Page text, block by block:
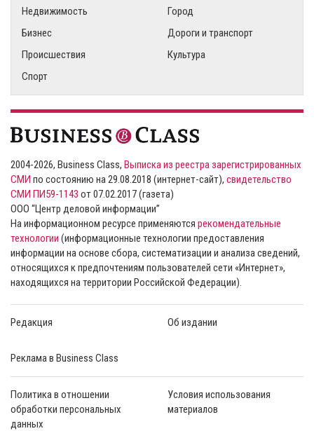
Недвижимость
Город
Бизнес
Дороги и транспорт
Происшествия
Культура
Спорт
2004-2026, Business Class, Выписка из реестра зарегистрированных
СМИ по состоянию на 29.08.2018 (интернет-сайт), свидетельство
СМИ ПИ59-1143 от 07.02.2017 (газета)
ООО “Центр деловой информации”
На информационном ресурсе применяются рекомендательные
технологии (информационные технологии предоставления
информации на основе сбора, систематизации и анализа сведений,
относящихся к предпочтениям пользователей сети «Интернет»,
находящихся на территории Российской Федерации).
Редакция Об издании
Реклама в Business Class
Политика в отношении
обработки персональных
данных
Условия использования
материалов